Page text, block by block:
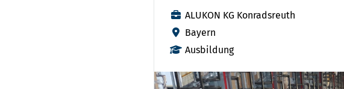
ALUKON KG Konradsreuth
Bayern
Ausbildung